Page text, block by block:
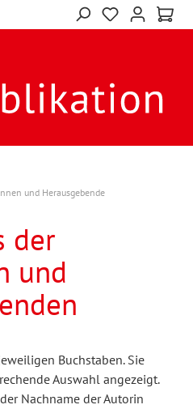
und Herausgebende
der
und
Buchstaben. Sie
Auswahl angezeigt.
Nachname der Autorin